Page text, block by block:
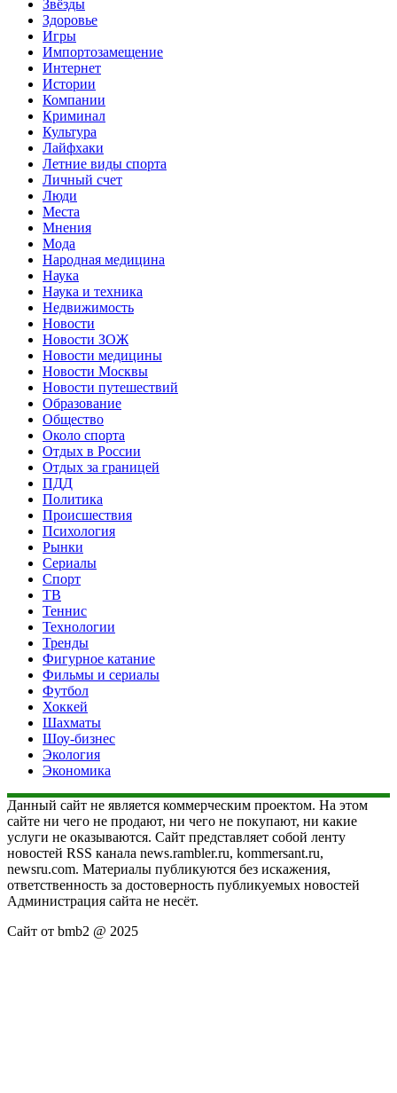
Звёзды
Здоровье
Игры
Импортозамещение
Интернет
Истории
Компании
Криминал
Культура
Лайфхаки
Летние виды спорта
Личный счет
Люди
Места
Мнения
Мода
Народная медицина
Наука
Наука и техника
Недвижимость
Новости
Новости ЗОЖ
Новости медицины
Новости Москвы
Новости путешествий
Образование
Общество
Около спорта
Отдых в России
Отдых за границей
ПДД
Политика
Происшествия
Психология
Рынки
Сериалы
Спорт
ТВ
Теннис
Технологии
Тренды
Фигурное катание
Фильмы и сериалы
Футбол
Хоккей
Шахматы
Шоу-бизнес
Экология
Экономика
Данный сайт не является коммерческим проектом. На этом
сайте ни чего не продают, ни чего не покупают, ни какие
услуги не оказываются. Сайт представляет собой ленту
новостей RSS канала news.rambler.ru, kommersant.ru,
newsru.com. Материалы публикуются без искажения,
ответственность за достоверность публикуемых новостей
Администрация сайта не несёт.
Сайт от bmb2 @ 2025